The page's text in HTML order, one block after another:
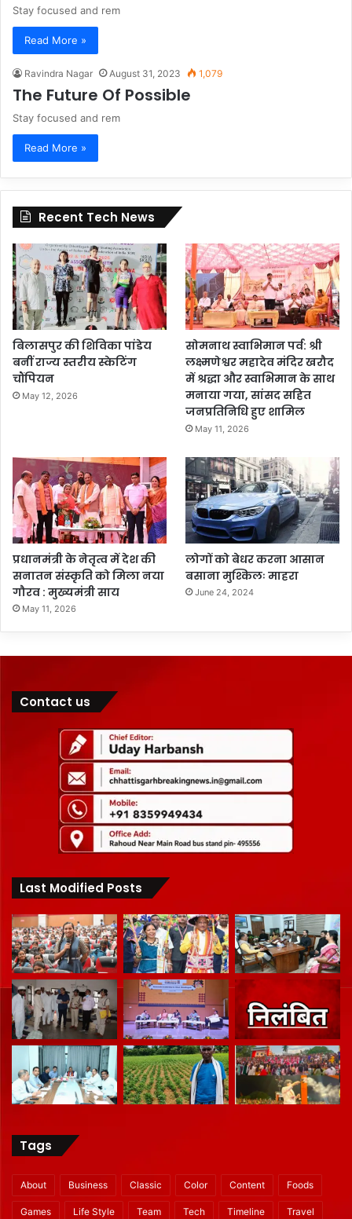
Stay focused and rem
Read More »
Ravindra Nagar August 31, 2023 1,079
The Future Of Possible
Stay focused and rem
Read More »
Recent Tech News
बिलासपुर की शिविका पांडेय
बनीं राज्य स्तरीय स्केटिंग
चौंपियन
May 12, 2026
सोमनाथ स्वाभिमान पर्व: श्री
लक्ष्मणेश्वर महादेव मंदिर खरौद
में श्रद्धा और स्वाभिमान के साथ
मनाया गया, सांसद सहित
जनप्रतिनिधि हुए शामिल
May 11, 2026
प्रधानमंत्री के नेतृत्व में देश की
सनातन संस्कृति को मिला नया
गौरव : मुख्यमंत्री साय
May 11, 2026
लोगों को बेधर करना आसान
बसाना मुश्किलः माहरा
June 24, 2024
Contact us
Last Modified Posts
Tags
About Business Classic Color Content Foods
Games Life Style Team Tech Timeline Travel